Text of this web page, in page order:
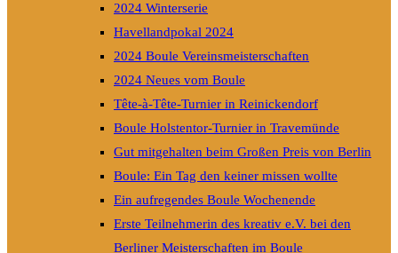
2024 Winterserie
Havellandpokal 2024
2024 Boule Vereinsmeisterschaften
2024 Neues vom Boule
Tête-à-Tête-Turnier in Reinickendorf
Boule Holstentor-Turnier in Travemünde
Gut mitgehalten beim Großen Preis von Berlin
Boule: Ein Tag den keiner missen wollte
Ein aufregendes Boule Wochenende
Erste Teilnehmerin des kreativ e.V. bei den
Berliner Meisterschaften im Boule